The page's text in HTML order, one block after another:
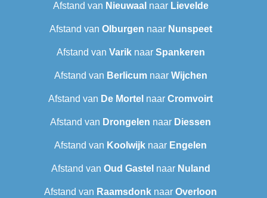
Afstand van Nieuwaal naar Lievelde
Afstand van Olburgen naar Nunspeet
Afstand van Variknaar Spankeren
Afstand van Berlicumnaar Wijchen
Afstand van De Mortel naar Cromvoirt
Afstand van Drongelen naar Diessen
Afstand van Koolwijk naar Engelen
Afstand van Oud Gastel naar Nuland
Afstand van Raamsdonk naar Overloon